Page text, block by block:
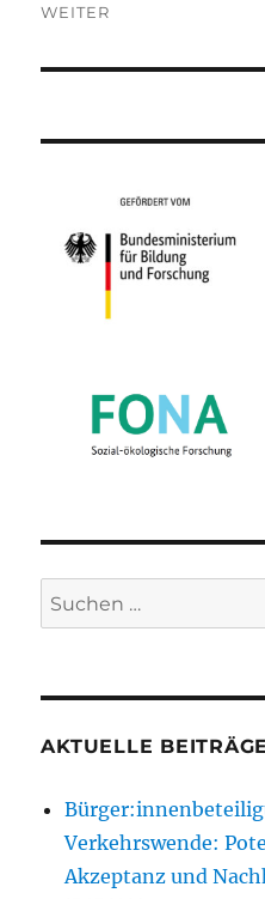
WEITER
Suchen
nach:
AKTUELLE BEITRÄGE
Verkehrswende:
Akzeptanz und